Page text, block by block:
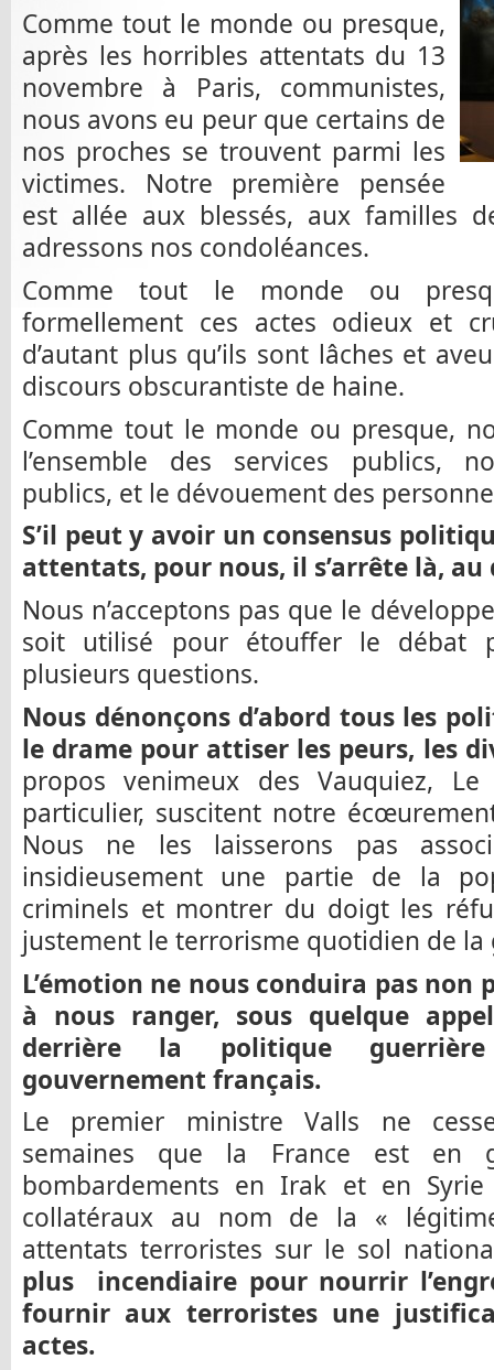
Comme tout le monde ou presque,
après les horribles attentats du 13
novembre à Paris, communistes,
nous avons eu peur que certains de
nos proches se trouvent parmi les
victimes. Notre première pensée
est allée aux blessés, aux familles
adressons nos condoléances.
Comme tout le monde ou
formellement ces actes odieux et
d’autant plus qu’ils sont lâches et
discours obscurantiste de haine.
Comme tout le monde ou presque,
l’ensemble des services publics,
publics, et le dévouement des
S’il peut y avoir un consensus
attentats, pour nous, il s’arrête là,
Nous n’acceptons pas que le
soit utilisé pour étouffer le débat
plusieurs questions.
Nous dénonçons d’abord tous les
le drame pour attiser les peurs, les
propos venimeux des Vauquiez,
particulier, suscitent notre
Nous ne les laisserons pas
insidieusement une partie de la
criminels et montrer du doigt les
justement le terrorisme quotidien de la
L’émotion ne nous conduira pas
à nous ranger, sous quelque
derrière la politique
gouvernement français.
Le premier ministre Valls ne
semaines que la France est en
bombardements en Irak et en
collatéraux au nom de la «
attentats terroristes sur le sol
plus incendiaire pour nourrir
fournir aux terroristes une
actes.